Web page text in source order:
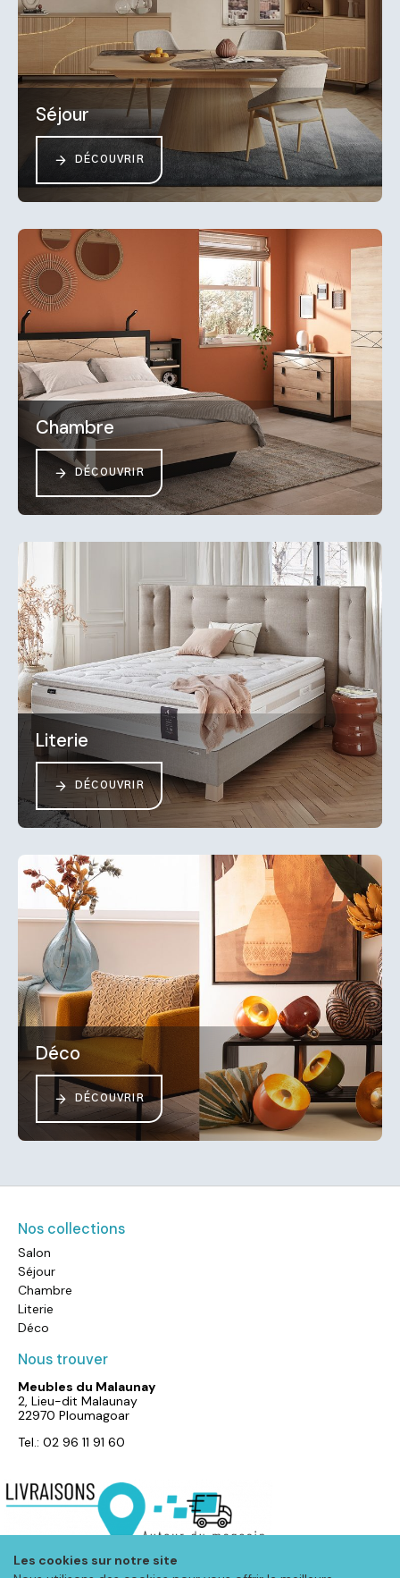
Les cookies sur notre site
Séjour
DÉCOUVRIR
Chambre
DÉCOUVRIR
Literie
DÉCOUVRIR
Déco
DÉCOUVRIR
Nos collections
Salon
Séjour
Chambre
Literie
Déco
Nous trouver
Meubles du Malaunay
2, Lieu-dit Malaunay
22970 Ploumagoar
Tel.: 02 96 11 91 60